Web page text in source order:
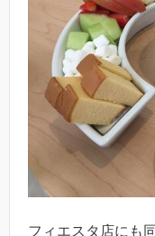
フィエスタ店にも